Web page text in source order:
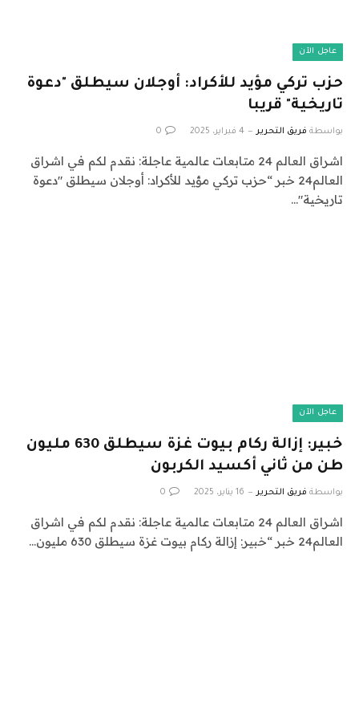
عاجل الآن
حزب تركي مؤيد للأكراد: أوجلان سيطلق "دعوة
تاريخية" قريبا
بواسطة فريق التحرير 4 فبراير، 2025 0
اشراق العالم 24 متابعات عالمية عاجلة: نقدم لكم في اشراق
العالم24 خبر “حزب تركي مؤيد للأكراد: أوجلان سيطلق "دعوة
تاريخية"…
عاجل الآن
خبير: إزالة ركام بيوت غزة سيطلق 630 مليون
طن من ثاني أكسيد الكربون
بواسطة فريق التحرير 16 يناير، 2025 0
اشراق العالم 24 متابعات عالمية عاجلة: نقدم لكم في اشراق
العالم24 خبر “خبير: إزالة ركام بيوت غزة سيطلق 630 مليون…